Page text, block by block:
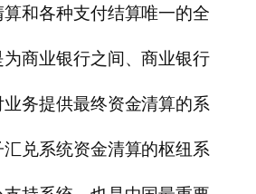
和各种支付结算唯一的全
商业银行之间、商业银行
务提供最终资金清算的系
兑系统资金清算的枢纽系